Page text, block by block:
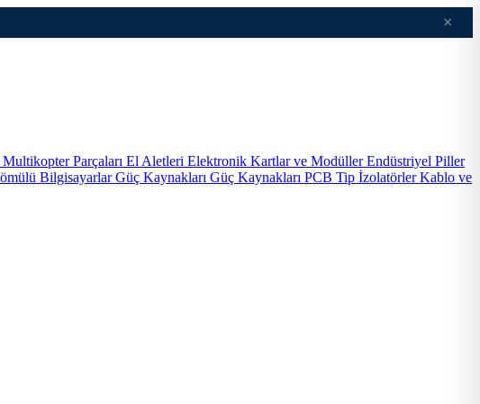
×
Parçaları El Aletleri Elektronik Kartlar ve ModüllerEndüstriyel Piller
BilgisayarlarGüç Kaynakları Güç Kaynakları PCB Tip İzolatörlerKablo ve